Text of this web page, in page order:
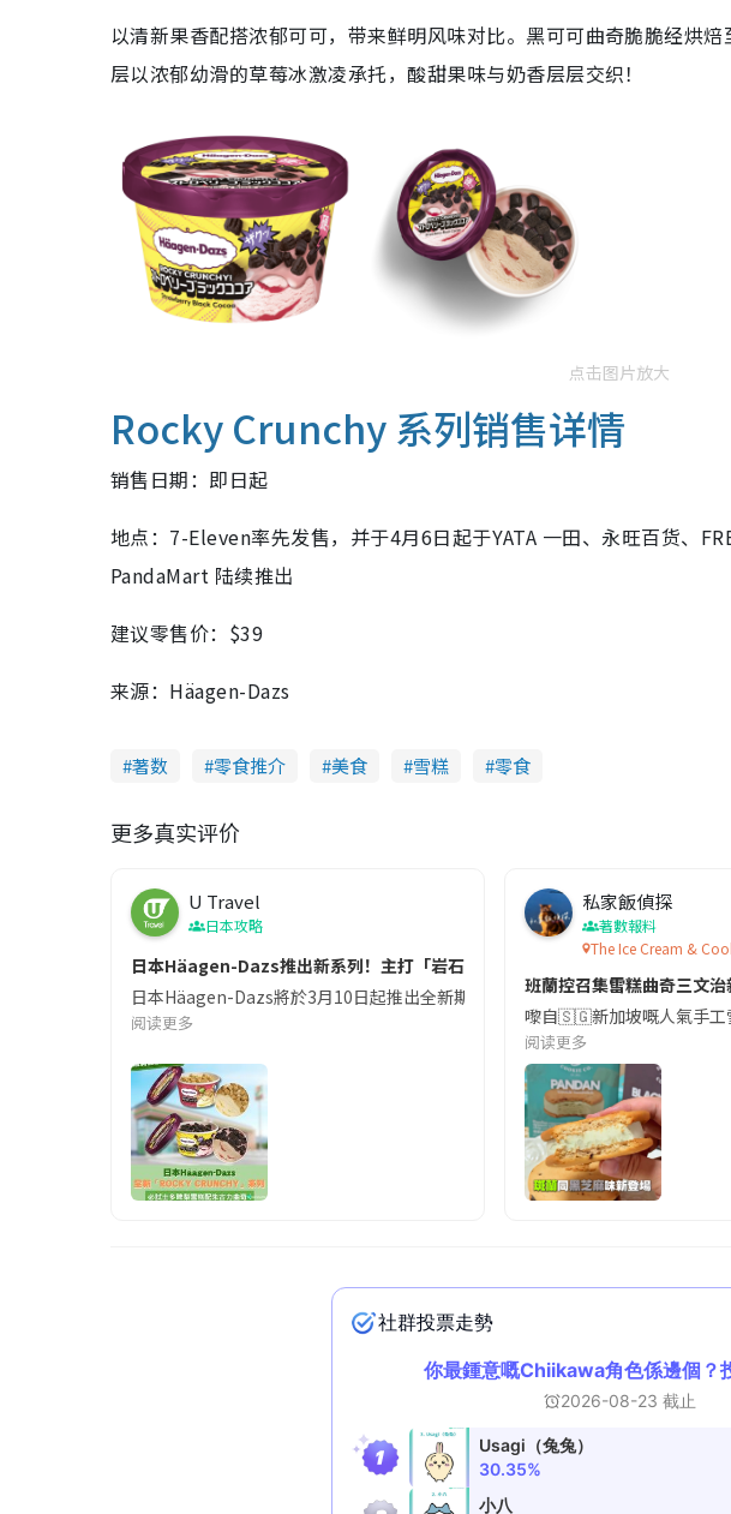
以清新果香配搭浓郁可可，带来鲜明风味对比。黑可可曲奇脆脆经烘
层以浓郁幼滑的草莓冰激凌承托，酸甜果味与奶香层层交织！
点击图片放大
Rocky Crunchy 系列销售详情
销售日期：即日起
地点：7-Eleven率先发售，并于4月6日起于YATA 一田、永旺百货、
PandaMart 陆续推出
建议零售价：$39
来源：Häagen-Dazs
著数 零食推介 美食 雪糕 零食
更多真实评价
U Travel
日本攻略
日本Häagen-Dazs推出新系列！主打「岩石級」硬脆口感
日本Häagen-Dazs將於3月10日起推出全新期間限定系列「ROCKY
阅读更多
私家飯偵探
著數報料
The Ice Cream &
班蘭控召集‼️雪糕曲奇三文治
嚟自🇸🇬新加坡嘅人氣手工
阅读更多